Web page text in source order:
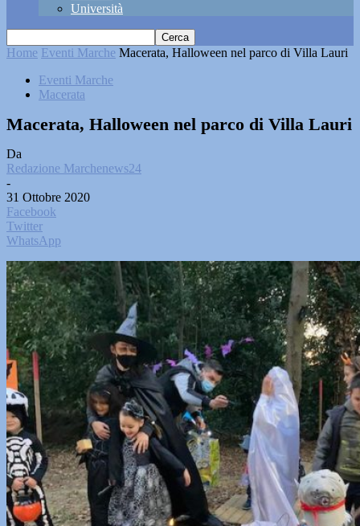
Università
Home Eventi Marche Macerata, Halloween nel parco di Villa Lauri
Eventi Marche
Macerata
Macerata, Halloween nel parco di Villa Lauri
Da
Redazione Marchenews24
-
31 Ottobre 2020
Facebook
Twitter
WhatsApp